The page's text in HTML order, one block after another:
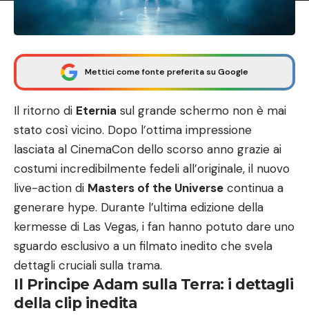
Mettici come fonte preferita su Google
Il ritorno di Eternia sul grande schermo non è mai
stato così vicino. Dopo l’ottima impressione
lasciata al CinemaCon dello scorso anno grazie ai
costumi incredibilmente fedeli all’originale, il nuovo
live-action di Masters of the Universe continua a
generare hype. Durante l’ultima edizione della
kermesse di Las Vegas, i fan hanno potuto dare uno
sguardo esclusivo a un filmato inedito che svela
dettagli cruciali sulla trama.
Il Principe Adam sulla Terra: i dettagli
della clip inedita